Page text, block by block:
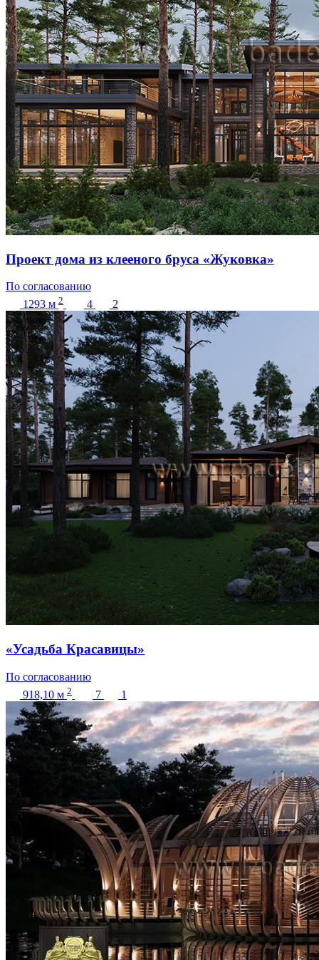
Проект дома из клееного бруса «Жуковка»
По согласованию
1293 м 2 4 2
«Усадьба Красавицы»
По согласованию
918,10 м 2 7 1